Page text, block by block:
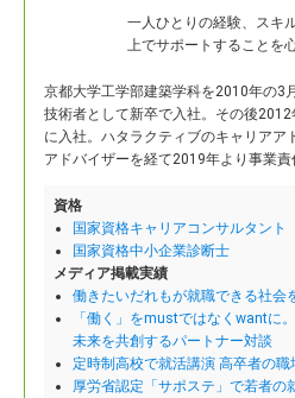
一人ひとりの経験、スキ
上でサポートすることを
京都大学工学部建築学科を2010年の3
技術者として新卒で入社。 その後2012
に入社。ハタラクティブのキャリアア
アドバイザーを経て2019年より事業責
資格
国家資格キャリアコンサルタント
国家資格中小企業診断士
メディア掲載実績
働きたいだれもが就職できる社会
「働く」をmustではなくwantに
未来を共創するパートナー対談
定時制高校で就活講演 高卒者の
厚労省認定「サポステ」で若者の